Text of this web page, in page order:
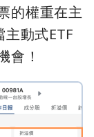
的權重在主
動式ETF
會！